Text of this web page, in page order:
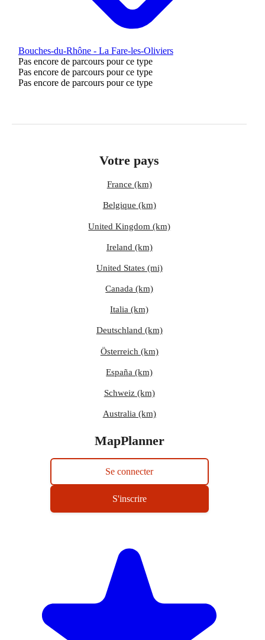
Bouches-du-Rhône - La Fare-les-Oliviers
Pas encore de parcours pour ce type
Pas encore de parcours pour ce type
Pas encore de parcours pour ce type
Votre pays
France (km)
Belgique (km)
United Kingdom (km)
Ireland (km)
United States (mi)
Canada (km)
Italia (km)
Deutschland (km)
Österreich (km)
España (km)
Schweiz (km)
Australia (km)
MapPlanner
Se connecter
S'inscrire